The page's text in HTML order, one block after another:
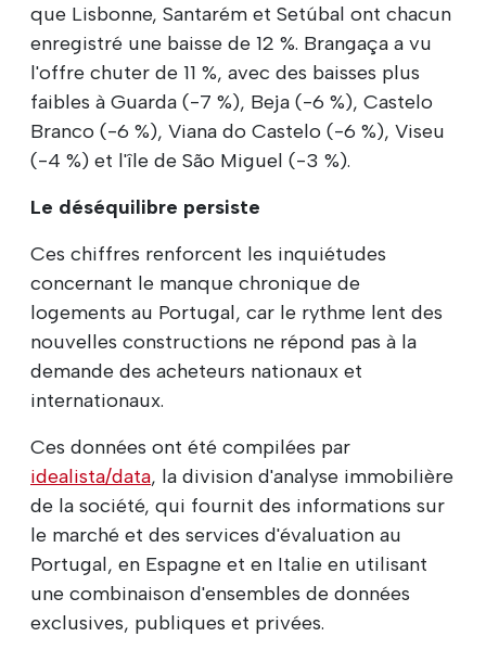
que Lisbonne, Santarém et Setúbal ont chacun
enregistré une baisse de 12 %. Brangaça a vu
l'offre chuter de 11 %, avec des baisses plus
faibles à Guarda (-7 %), Beja (-6 %), Castelo
Branco (-6 %), Viana do Castelo (-6 %), Viseu
(-4 %) et l'île de São Miguel (-3 %).
Le déséquilibre persiste
Ces chiffres renforcent les inquiétudes
concernant le manque chronique de
logements au Portugal, car le rythme lent des
nouvelles constructions ne répond pas à la
demande des acheteurs nationaux et
internationaux.
Ces données ont été compilées par
idealista/data, la division d'analyse immobilière
de la société, qui fournit des informations sur
le marché et des services d'évaluation au
Portugal, en Espagne et en Italie en utilisant
une combinaison d'ensembles de données
exclusives, publiques et privées.